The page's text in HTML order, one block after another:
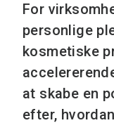
For
personlige
kosmetiske
at skabe en
efter,